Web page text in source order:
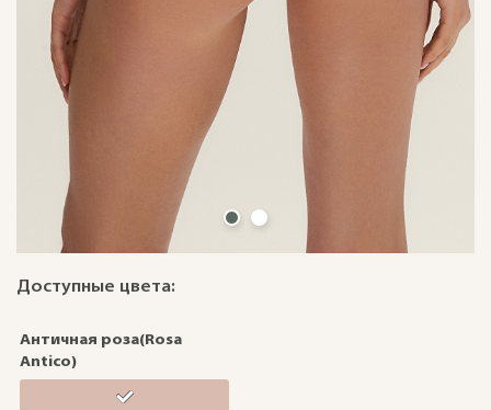
Доступные цвета:
Античная роза(Rosa
Antico)